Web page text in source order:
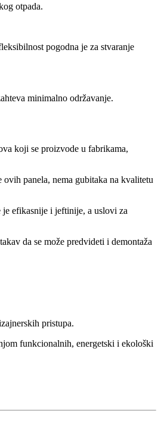
otpada.
pogodna je za stvaranje
minimalno održavanje.
koji se proizvode u fabrikama,
panela, nema gubitaka na kvalitetu
efikasnije i jeftinije, a uslovi za
da se može predvideti i demontaža
pristupa.
funkcionalnih, energetski i ekološki